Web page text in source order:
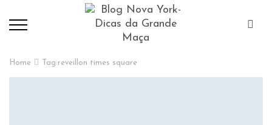
Home Tag:reveillon times square